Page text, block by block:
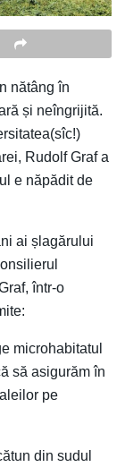
nătâng în
și neîngrijită.
Rudolf Graf a
e năpădit de
ai șlagărului
într-o
microhabitatul
să asigurăm în
pe
din sudul